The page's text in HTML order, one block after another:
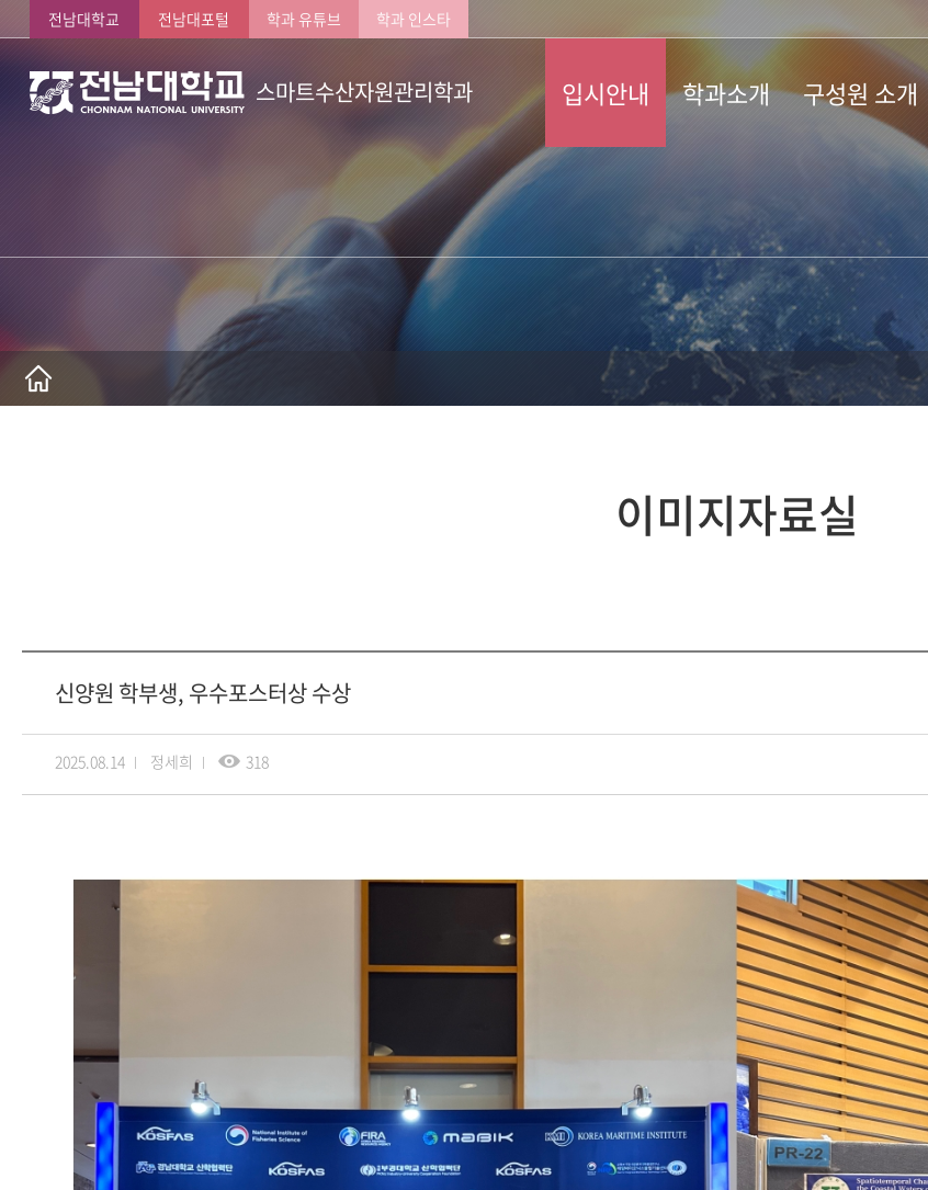
전남대학교 전남대포털 학과 유튜브 학과 인스타
스마트수산자원관리학과 입시안내
학과장점 소개
홍보자료
학과소개
수산자원관리란?
학과 비전 및 목표
학과장점
취득가능 자격증
진로 및 취업
오시는 길
구성원 소개
이미지자료실
신양원 학부생, 우수포스터상 수상
2025.08.14 정세희 318